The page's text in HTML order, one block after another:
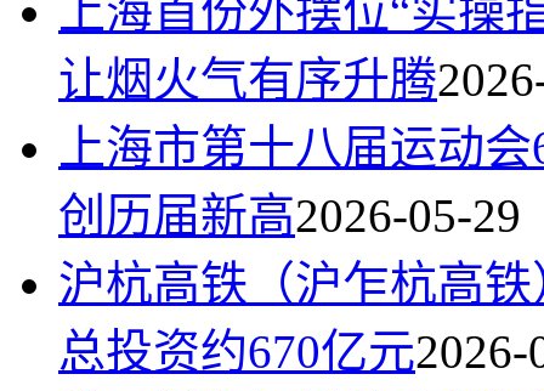
上海首份外摆位“实操
让烟火气有序升腾
上海市第十八届运动
创历届新高2026-05-29
沪杭高铁（沪乍杭高
总投资约670亿元2026-